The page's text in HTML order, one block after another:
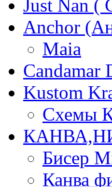
Just Nan
Anchor
Maia
Kustom
Схемы
Бисер
Канва